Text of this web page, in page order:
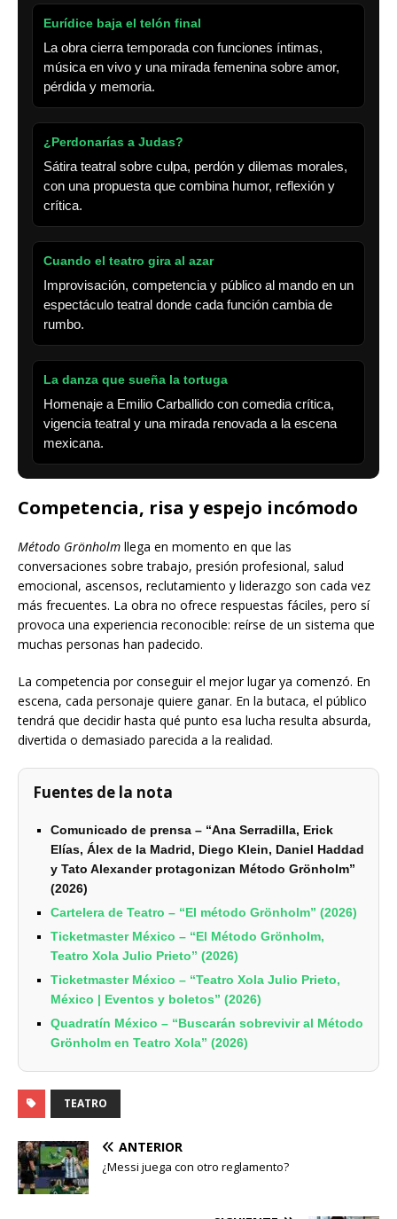
Eurídice baja el telón final
La obra cierra temporada con funciones íntimas,
música en vivo y una mirada femenina sobre amor,
pérdida y memoria.
¿Perdonarías a Judas?
Sátira teatral sobre culpa, perdón y dilemas morales,
con una propuesta que combina humor, reflexión y
crítica.
Cuando el teatro gira al azar
Improvisación, competencia y público al mando en un
espectáculo teatral donde cada función cambia de
rumbo.
La danza que sueña la tortuga
Homenaje a Emilio Carballido con comedia crítica,
vigencia teatral y una mirada renovada a la escena
mexicana.
Competencia, risa y espejo incómodo
Método Grönholm llega en momento en que las
conversaciones sobre trabajo, presión profesional, salud
emocional, ascensos, reclutamiento y liderazgo son cada vez
más frecuentes. La obra no ofrece respuestas fáciles, pero sí
provoca una experiencia reconocible: reírse de un sistema que
muchas personas han padecido.
La competencia por conseguir el mejor lugar ya comenzó. En
escena, cada personaje quiere ganar. En la butaca, el público
tendrá que decidir hasta qué punto esa lucha resulta absurda,
divertida o demasiado parecida a la realidad.
Fuentes de la nota
Comunicado de prensa – “Ana Serradilla, Erick
Elías, Álex de la Madrid, Diego Klein, Daniel Haddad
y Tato Alexander protagonizan Método Grönholm”
(2026)
Cartelera de Teatro – “El método Grönholm” (2026)
Ticketmaster México – “El Método Grönholm,
Teatro Xola Julio Prieto” (2026)
Ticketmaster México – “Teatro Xola Julio Prieto,
México | Eventos y boletos” (2026)
Quadratín México – “Buscarán sobrevivir al Método
Grönholm en Teatro Xola” (2026)
TEATRO
ANTERIOR
¿Messi juega con otro reglamento?